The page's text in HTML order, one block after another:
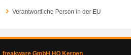
Verantwortliche Person in der EU
freakware GmbH HQ Kerpen